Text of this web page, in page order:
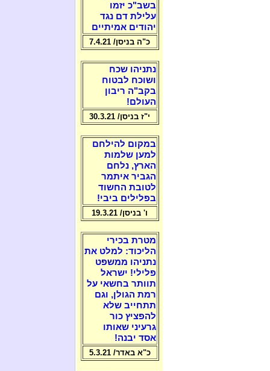
בשב"כ יזמו
עלילת דם נגד
יהודים אמיתיים
כ"ה בניסן/ 7.4.21
נתניהו שכח
ושוכח לבטוח
בקב"ה ריבון
העולם!
י"ז בניסן/ 30.3.21
במקום להילחם
למען שלמות
הארץ, נלחם
הגביר איתמר
לטובת החשוד
בפלילים ביבי!
ו' בניסן/ 19.3.21
מטרת בכירי
הליכוד: למלט את
נתניהו ממשפט
פלילי! ישראל
תוותר בחשאי על
רמת הגולן, וגם
תתחייב שלא
להפציץ כור
גרעיני שאותו
אסד יבנה!
כ"א באדר/ 5.3.21